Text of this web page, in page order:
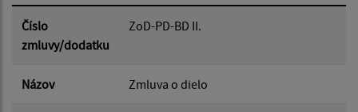
Dátum od:
Dátum do:
Číslo
zmluvy/dodatku
ZoD-PD-BD II.
Názov Zmluva o dielo